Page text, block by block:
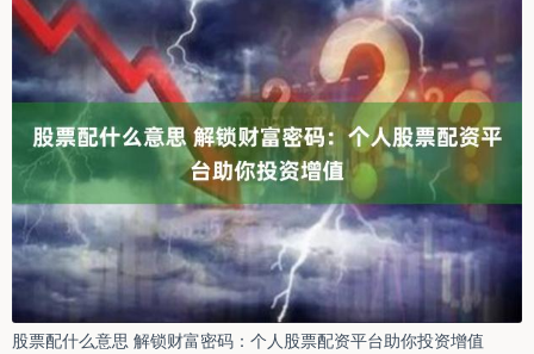
股票配什么意思 解锁财富密码：个人股票配资平台助你投资增值